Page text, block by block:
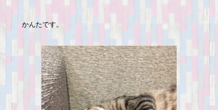
かんたです。